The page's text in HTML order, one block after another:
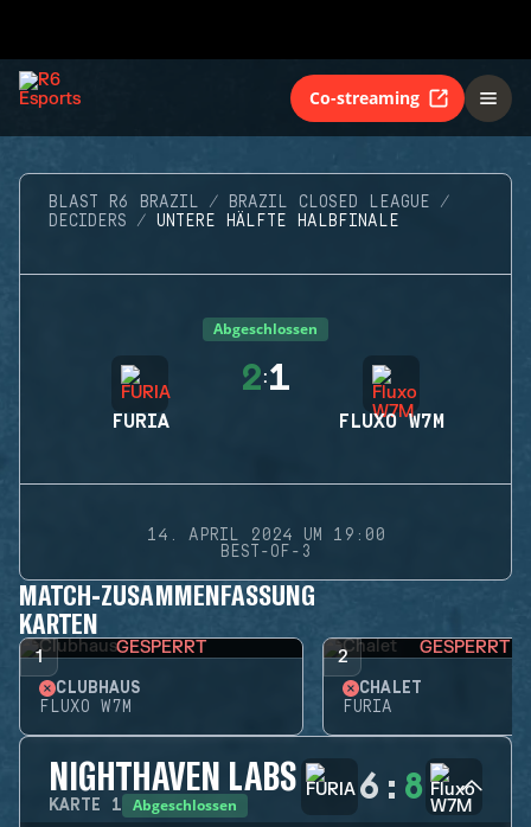
Co-streaming
BLAST R6 BRAZIL
BRAZIL CLOSED LEAGUE
DECIDERS
UNTERE HÄLFTE HALBFINALE
Abgeschlossen
FURIA
2:1
FLUXO W7M
14. APRIL 2024 UM 19:00
BEST-OF-3
MATCH-ZUSAMMENFASSUNG
KARTEN
1 GESPERRT
CLUBHAUS
FLUXO W7M
2 GESPERRT
CHALET
FURIA
NIGHTHAVEN LABS
KARTE 1 Abgeschlossen 6 : 8